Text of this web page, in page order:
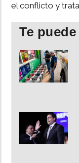
el conflicto y
Te